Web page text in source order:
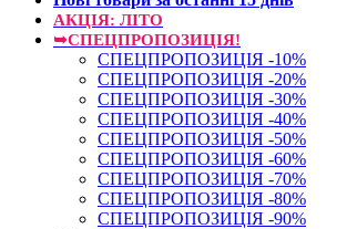
АКЦІЯ: ЛІТО
➥СПЕЦПРОПОЗИЦІЯ!
СПЕЦПРОПОЗИЦІЯ -10%
СПЕЦПРОПОЗИЦІЯ -20%
СПЕЦПРОПОЗИЦІЯ -30%
СПЕЦПРОПОЗИЦІЯ -40%
СПЕЦПРОПОЗИЦІЯ -50%
СПЕЦПРОПОЗИЦІЯ -60%
СПЕЦПРОПОЗИЦІЯ -70%
СПЕЦПРОПОЗИЦІЯ -80%
СПЕЦПРОПОЗИЦІЯ -90%